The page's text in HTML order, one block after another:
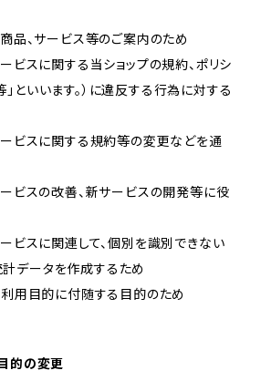
商品、サービス等のご案内のため
ービスに関する当ショップの規約、ポリシ
」といいます。）に違反する行為に対する
ービスに関する規約等の変更などを通
ービスの改善、新サービスの開発等に役
ービスに関連して、個別を識別できない
データを作成するため
利用目的に付随する目的のため
的の変更